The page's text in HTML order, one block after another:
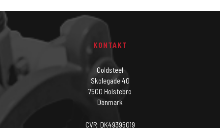
KONTAKT
Coldsteel
Skolegade 40
7500 Holstebro
Danmark
CVR: DK49395019